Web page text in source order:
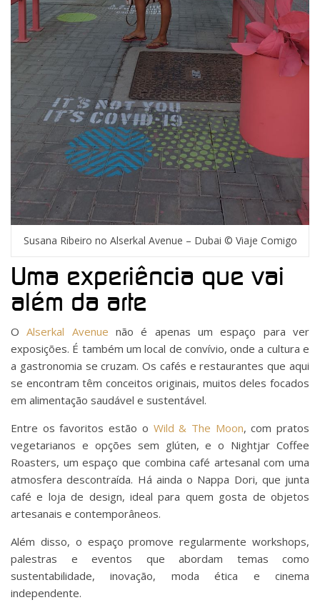
Susana Ribeiro no Alserkal Avenue – Dubai © Viaje Comigo
Uma experiência que vai
além da arte
OAlserkal Avenue não é apenas um espaço para ver
exposições. É também um local de convívio, onde a cultura e
a gastronomia se cruzam. Os cafés e restaurantes que aqui
se encontram têm conceitos originais, muitos deles focados
em alimentação saudável e sustentável.
Entre os favoritos estão o Wild & The Moon, com pratos
vegetarianos e opções sem glúten, e o Nightjar Coffee
Roasters, um espaço que combina café artesanal com uma
atmosfera descontraída. Há ainda o Nappa Dori, que junta
café e loja de design, ideal para quem gosta de objetos
artesanais e contemporâneos.
Além disso, o espaço promove regularmente workshops,
palestras e eventos que abordam temas como
sustentabilidade, inovação, moda ética e cinema
independente.